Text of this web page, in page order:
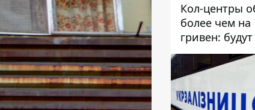
Кол-центры
более чем
гривен:
днепрянина,
преступную